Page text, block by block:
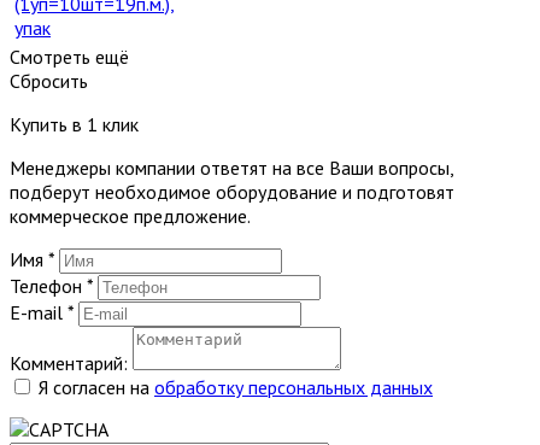
упак
Смотреть ещё
Сбросить
Купить в 1 клик
Менеджеры компании ответят на все Ваши вопросы,
подберут необходимое оборудование и подготовят
коммерческое предложение.
Имя *
Телефон *
E-mail *
Комментарий:
Я согласен на обработку персональных данных